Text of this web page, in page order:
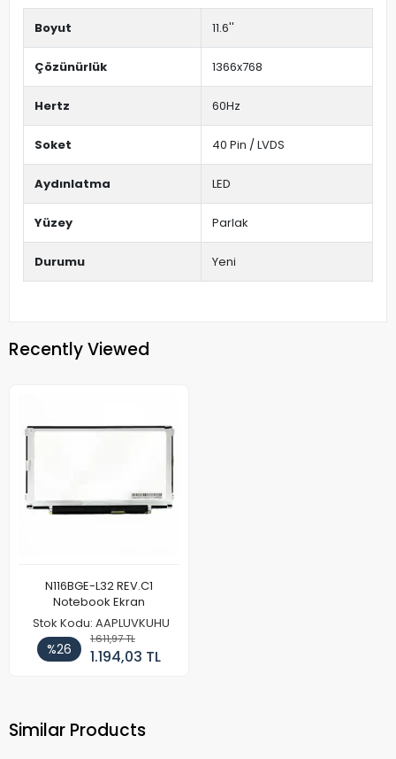
Boyut 11.6''
Çözünürlük 1366x768
Hertz 60Hz
Soket 40 Pin / LVDS
Aydınlatma LED
Yüzey Parlak
Durumu Yeni
Recently Viewed
N116BGE-L32 REV.C1
Notebook Ekran
Stok Kodu: AAPLUVKUHU
%26
1.611,97 TL
1.194,03 TL
Similar Products